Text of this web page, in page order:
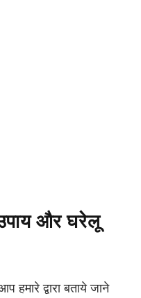
और घरेलू
द्वारा बताये जाने